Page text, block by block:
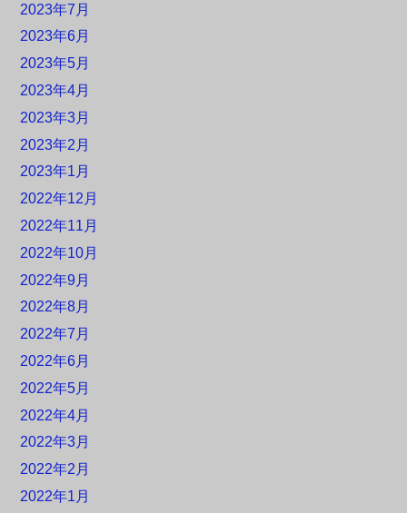
2023年7月
2023年6月
2023年5月
2023年4月
2023年3月
2023年2月
2023年1月
2022年12月
2022年11月
2022年10月
2022年9月
2022年8月
2022年7月
2022年6月
2022年5月
2022年4月
2022年3月
2022年2月
2022年1月